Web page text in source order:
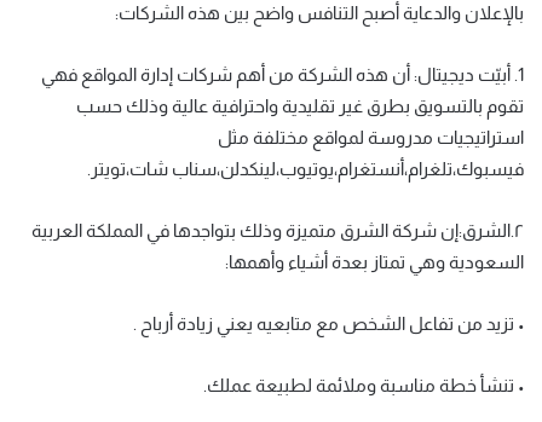
بالإعلان والدعاية أصبح التنافس واضح بين هذه الشركات:
1. أبيّت ديجيتال: أن هذه الشركة من أهم شركات إدارة المواقع فهي
تقوم بالتسويق بطرق غير تقليدية واحترافية عالية وذلك حسب
استراتيجيات مدروسة لمواقع مختلفة مثل
فيسبوك،تلغرام،أنستغرام،يوتيوب،لينكدلن،سناب شات،تويتر.
٢.الشرق:إن شركة الشرق متميزة وذلك بتواجدها في المملكة العربية
السعودية وهي تمتاز بعدة أشياء وأهمها:
• تزيد من تفاعل الشخص مع متابعيه يعني زيادة أرباح .
• تنشأ خطة مناسبة وملائمة لطبيعة عملك.